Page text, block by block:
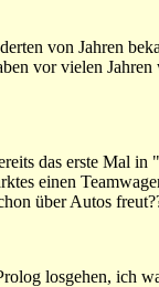
von Jahren
vor vielen Jahren
das erste Mal in
einen
über Autos
losgehen, ich